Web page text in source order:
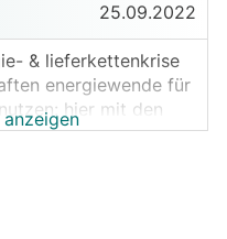
25.09.2022
& lieferkettenkrise
energiewende für
hier mit den
wie die